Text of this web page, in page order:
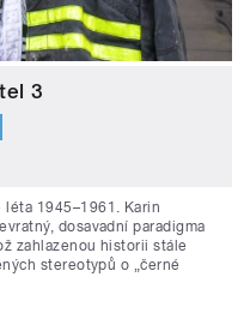
3
léta 1945–1961. Karin
dosavadní paradigma
zahlazenou historii stále
stereotypů o „černé